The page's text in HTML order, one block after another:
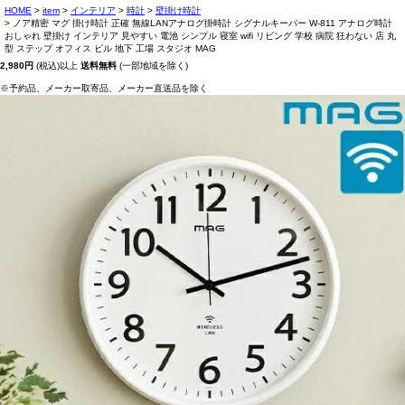
HOME item インテリア 時計
壁掛け時計
ノア精密 マグ 掛け時計 正確 無線LANアナログ掛時計 シグナルキーパー W-811 アナログ時計
おしゃれ 壁掛け インテリア 見やすい 電池 シンプル 寝室 wifi リビング 学校 病院 狂わない 店 丸
型 ステップ オフィス ビル 地下 工場 スタジオ MAG
2,980円 (税込)以上 送料無料 (一部地域を除く)
※予約品、メーカー取寄品、メーカー直送品を除く